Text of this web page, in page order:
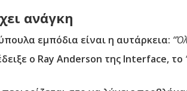
ανάγκη
εμπόδια είναι η αυτάρκεια:
ο Ray Anderson της Interface, το